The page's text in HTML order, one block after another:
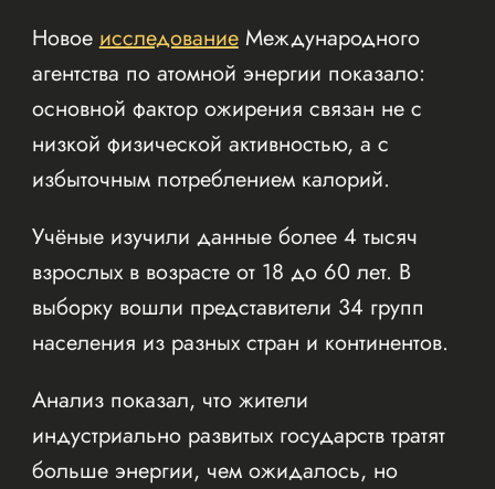
НовоеисследованиеМеждународного
агентства по атомной энергии показало:
основной фактор ожирения связан не с
низкой физической активностью, а с
избыточным потреблением калорий.
Учёные изучили данные более 4 тысяч
взрослых в возрасте от 18 до 60 лет. В
выборку вошли представители 34 групп
населения из разных стран и континентов.
Анализ показал, что жители
индустриально развитых государств тратят
больше энергии, чем ожидалось, но